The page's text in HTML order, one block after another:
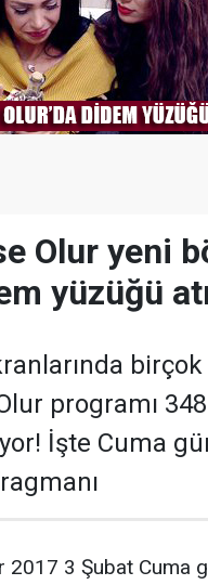
Olur yeni
yüzüğü
programı
İşte Cuma
2017 3 Şubat Cuma